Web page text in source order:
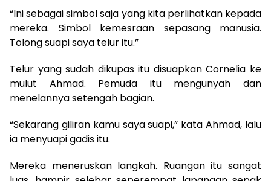
“Ini sebagai simbol saja yang kita perlihatkan kepada
mereka. Simbol kemesraan sepasang manusia.
Tolong suapi saya telur itu.”
Telur yang sudah dikupas itu disuapkan Cornelia ke
mulut Ahmad. Pemuda itu mengunyah dan
menelannya setengah bagian.
“Sekarang giliran kamu saya suapi,” kata Ahmad, lalu
ia menyuapi gadis itu.
Mereka meneruskan langkah. Ruangan itu sangat